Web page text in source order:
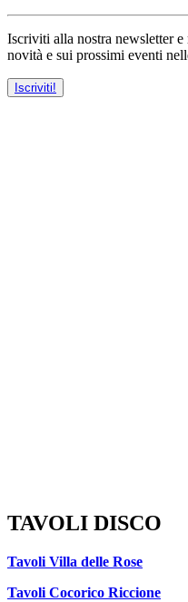
Iscriviti alla nostra newsletter
novità e sui prossimi eventi
Iscriviti!
TAVOLI DISCO
Tavoli Villa delle Rose
Tavoli Cocorico Riccione